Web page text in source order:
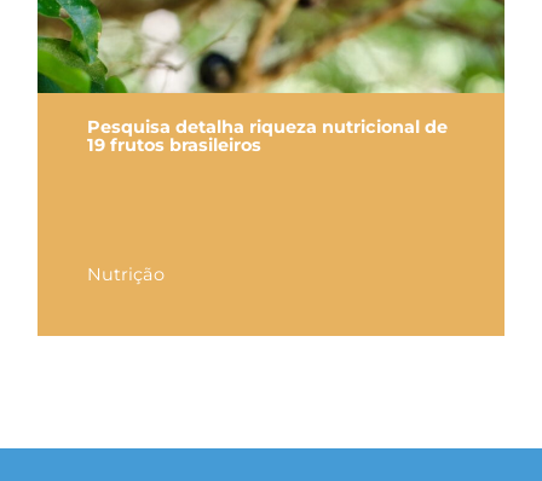
Pesquisa detalha riqueza nutricional de
19 frutos brasileiros
Nutrição